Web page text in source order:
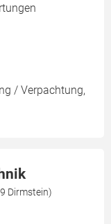
/ Verpachtung,
Dirmstein)